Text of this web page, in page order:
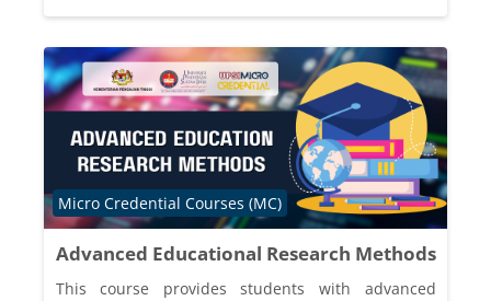
Advanced Educational Research Methods
Course category
Micro Credential Courses (MC)
This course provides students with advanced